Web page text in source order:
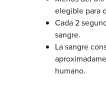
elegible para
Cada 2
sangre.
La sangre
humano.